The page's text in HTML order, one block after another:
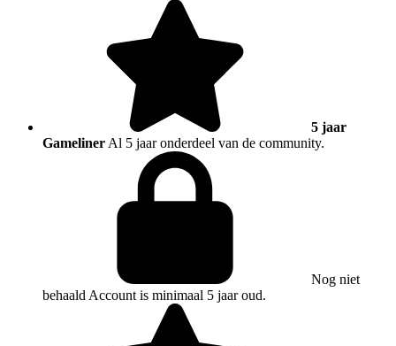
5 jaar
Gameliner Al 5 jaar onderdeel van de community.
Nog niet
behaald Account is minimaal 5 jaar oud.